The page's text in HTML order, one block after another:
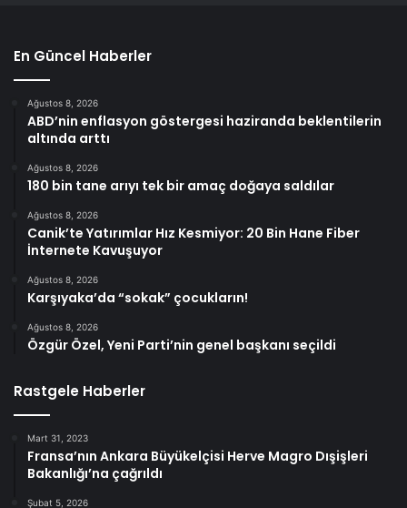
En Güncel Haberler
Ağustos 8, 2026
ABD’nin enflasyon göstergesi haziranda beklentilerin
altında arttı
Ağustos 8, 2026
180 bin tane arıyı tek bir amaç doğaya saldılar
Ağustos 8, 2026
Canik’te Yatırımlar Hız Kesmiyor: 20 Bin Hane Fiber
İnternete Kavuşuyor
Ağustos 8, 2026
Karşıyaka’da “sokak” çocukların!
Ağustos 8, 2026
Özgür Özel, Yeni Parti’nin genel başkanı seçildi
Rastgele Haberler
Mart 31, 2023
Fransa’nın Ankara Büyükelçisi Herve Magro Dışişleri
Bakanlığı’na çağrıldı
Şubat 5, 2026